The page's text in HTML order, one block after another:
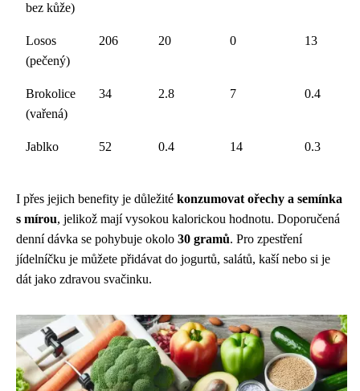
bez kůže)
Losos
(pečený)
206 20 0 13
Brokolice
(vařená)
34 2.8 7 0.4
Jablko 52 0.4 14 0.3
I přes jejich benefity je důležité konzumovat ořechy a semínka
s mírou, jelikož mají vysokou kalorickou hodnotu. Doporučená
denní dávka se pohybuje okolo 30 gramů. Pro zpestření
jídelníčku je můžete přidávat do jogurtů, salátů, kaší nebo si je
dát jako zdravou svačinku.